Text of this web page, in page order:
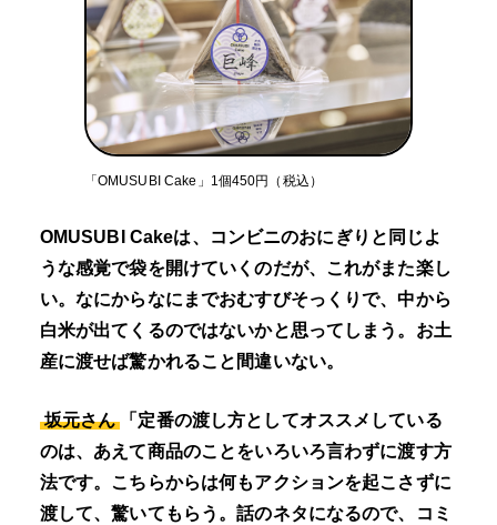
「OMUSUBI Cake」1個450円（税込）
OMUSUBI Cakeは、コンビニのおにぎりと同じよ
うな感覚で袋を開けていくのだが、これがまた楽し
い。なにからなにまでおむすびそっくりで、中から
白米が出てくるのではないかと思ってしまう。お土
産に渡せば驚かれること間違いない。
坂元さん
「定番の渡し方としてオススメしている
のは、あえて商品のことをいろいろ言わずに渡す方
法です。こちらからは何もアクションを起こさずに
渡して、驚いてもらう。話のネタになるので、コミ